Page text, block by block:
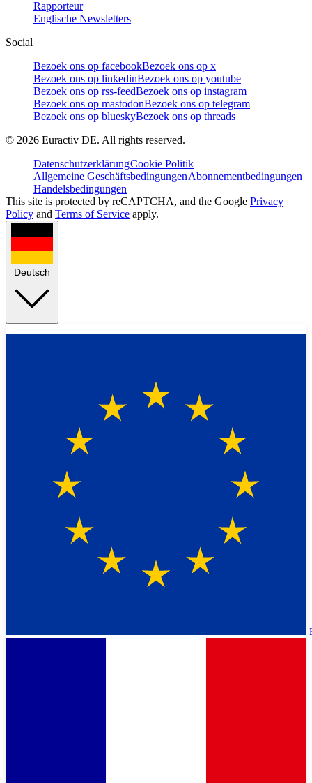
Rapporteur
Englische Newsletters
Social
Bezoek ons op facebookBezoek ons op x
Bezoek ons op linkedinBezoek ons op youtube
Bezoek ons op rss-feedBezoek ons op instagram
Bezoek ons op mastodonBezoek ons op telegram
Bezoek ons op blueskyBezoek ons op threads
© 2026 Euractiv DE. All rights reserved.
DatenschutzerklärungCookie Politik
Allgemeine GeschäftsbedingungenAbonnementbedingungen
Handelsbedingungen
This site is protected by reCAPTCHA, and the Google Privacy
Policy and Terms of Service apply.
Deutsch